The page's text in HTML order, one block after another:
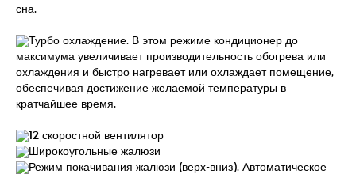
сна.
Турбо охлаждение. В этом режиме кондиционер до
максимума увеличивает производительность обогрева или
охлаждения и быстро нагревает или охлаждает помещение,
обеспечивая достижение желаемой температуры в
кратчайшее время.
12 скоростной вентилятор
Широкоугольные жалюзи
Режим покачивания жалюзи (верх-вниз). Автоматическое